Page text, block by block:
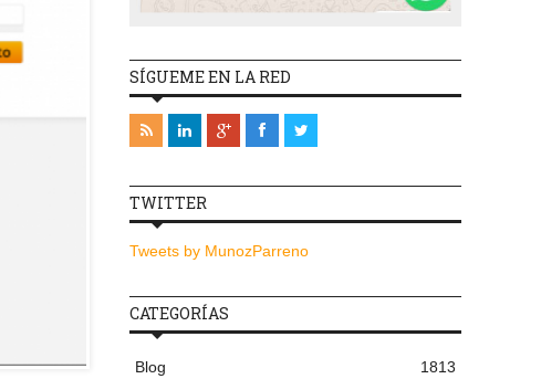
SÍGUEME EN LA RED
TWITTER
Tweets by MunozParreno
CATEGORÍAS
Blog
1813